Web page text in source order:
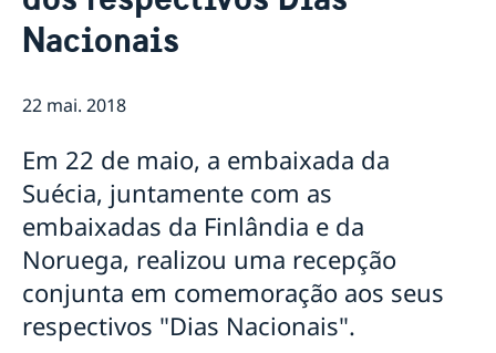
Vistos e Permissões de Residência, Trabalho e
Estudante para a Suécia
Contratação de serviços de monitoria em Niassa
Provedora de Justiça da Criança da Suécia visita
Suécia e parceiros lançam subsídio para crianças em
Nampula
Nacionais
22 mai. 2018
Em 22 de maio, a embaixada da
Suécia, juntamente com as
embaixadas da Finlândia e da
Noruega, realizou uma recepção
conjunta em comemoração aos seus
respectivos "Dias Nacionais".